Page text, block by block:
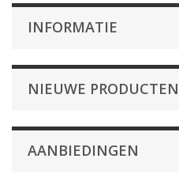
INFORMATIE
NIEUWE PRODUCTEN
AANBIEDINGEN